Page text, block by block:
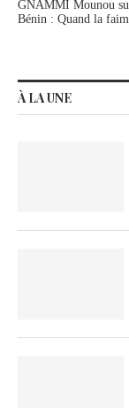
GNAMMI Mounou
Bénin : Quand la
À LA UNE